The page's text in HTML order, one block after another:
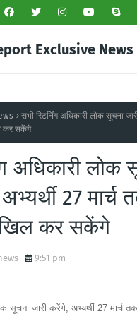
Exclusive News
सभी रिटर्निंग अधिकारी लोक सूचना
कर सकेंगे
अधिकारी लोक
27 मार्च
कर सकेंगे
9:51 pm
सूचना जारी करेंगे, अभ्यर्थी 27 मार्च